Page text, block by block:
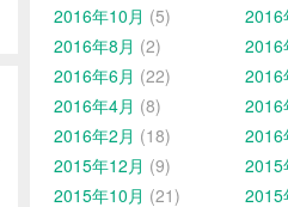
2016年10月 (5) 2016
2016年8月 (2) 2016
2016年6月 (22) 2016
2016年4月 (8) 2016
2016年2月 (18) 2016
2015年12月 (9) 2015
2015年10月 (21) 2015